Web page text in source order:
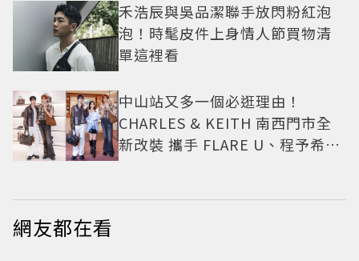
禾浩辰與吳品潔聯手放閃粉紅泡
泡！時髦皮件上身情人節買物清
單這裡看
中山站又多一個必逛理由！
CHARLES & KEITH 南西門市全
新改裝 攜手 FLARE U、程予希演
網友都在看